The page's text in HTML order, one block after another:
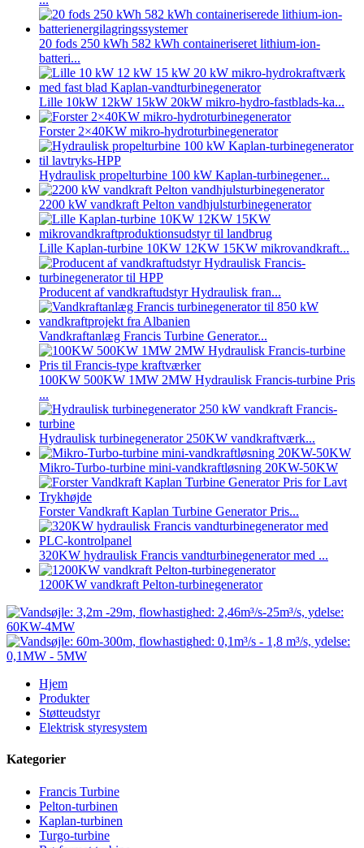
20 fods 250 kWh 582 kWh containeriseret lithium-ion-
batteri...
Lille 10kW 12kW 15kW 20kW mikro-hydro-fastblads-ka...
Forster 2×40KW mikro-hydroturbinegenerator
Hydraulisk propelturbine 100 kW Kaplan-turbinegener...
2200 kW vandkraft Pelton vandhjulsturbinegenerator
Lille Kaplan-turbine 10KW 12KW 15KW mikrovandkraft...
Producent af vandkraftudstyr Hydraulisk fran...
Vandkraftanlæg Francis Turbine Generator...
100KW 500KW 1MW 2MW Hydraulisk Francis-turbine Pris
...
Hydraulisk turbinegenerator 250KW vandkraftværk...
Mikro-Turbo-turbine mini-vandkraftløsning 20KW-50KW
Forster Vandkraft Kaplan Turbine Generator Pris...
320KW hydraulisk Francis vandturbinegenerator med ...
1200KW vandkraft Pelton-turbinegenerator
Hjem
Produkter
Støtteudstyr
Elektrisk styresystem
Kategorier
Francis Turbine
Pelton-turbinen
Kaplan-turbinen
Turgo-turbine